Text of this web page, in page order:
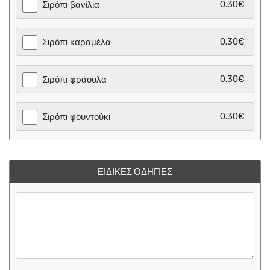
Σιρόπι βανίλια 0.30€
Σιρόπι καραμέλα 0.30€
Σιρόπι φράουλα 0.30€
Σιρόπι φουντούκι 0.30€
ΕΙΔΙΚΈΣ ΟΔΗΓΊΕΣ